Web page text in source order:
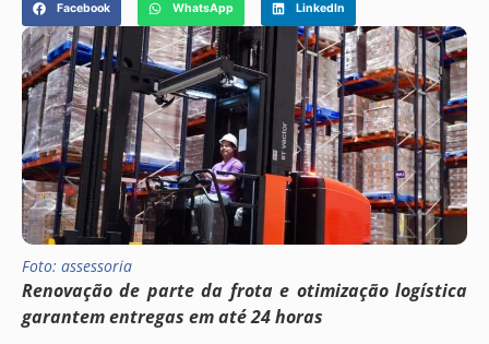
Facebook WhatsApp LinkedIn
Foto: assessoria
Renovação de parte da frota e otimização logística
garantem entregas em até 24 horas